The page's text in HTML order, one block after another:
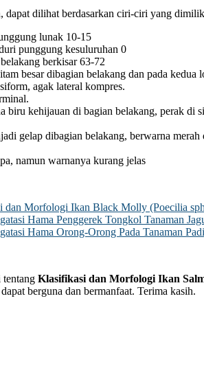
dapat dilihat berdasarkan ciri-ciri yang
lunak 10-15
punggung kesuluruhan 0
berkisar 63-72
besar dibagian belakang dan pada kedua
agak lateral kompres.
biru kehijauan di bagian belakang, perak di
gelap dibagian belakang, berwarna
namun warnanya kurang jelas
dan Morfologi Ikan Black Molly (Poecilia
Hama Penggerek Tongkol Tanaman
Hama Orong-Orong Pada Tanaman
Klasifikasi dan Morfologi Ikan
berguna dan bermanfaat. Terima kasih.